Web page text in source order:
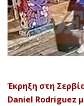
Έκρηξη στη
Daniel Rodriguez